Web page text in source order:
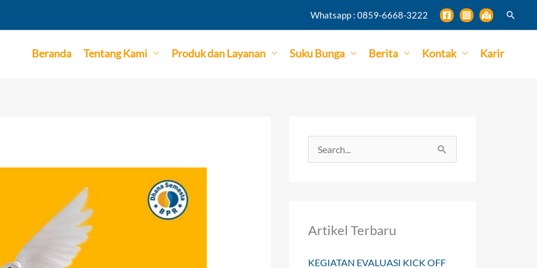
Whatsapp : 0859-6668-3222 Search
Beranda Tentang Kami Produk dan Layanan Suku Bunga Berita Kontak Karir
c
Artikel Terbaru
KEGIATAN EVALUASI KICK OFF